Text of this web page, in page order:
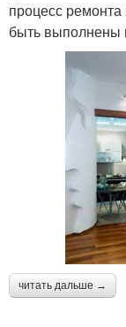
процесс ремонта
быть выполнены
читать дальше →